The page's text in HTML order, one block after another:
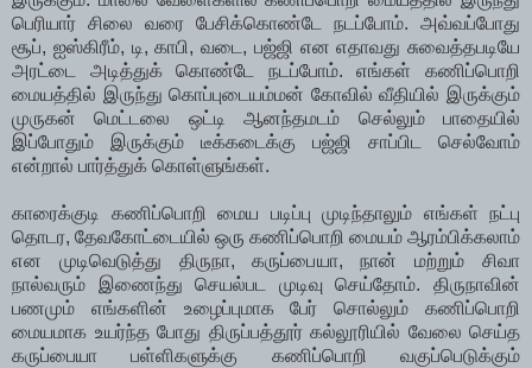
பெரியார் சிலை வரை பேசிக்கொண்டே நடப்போம். அவ்வப்போது
சூப், ஐஸ்கிரீம், டி, காபி, வடை, பஜ்ஜி என எதாவது சுவைத்தபடியே
அரட்டை அடித்துக் கொண்டே நடப்போம். எங்கள் கணிப்பொறி
மையத்தில் இருந்து கொப்புடையம்மன் கோவில் வீதியில் இருக்கும்
முருகன் மெட்டலை ஒட்டி ஆனந்தமடம் செல்லும் பாதையில்
இப்போதும் இருக்கும் டீக்கடைக்கு பஜ்ஜி சாப்பிட செல்வோம்
என்றால் பார்த்துக் கொள்ளுங்கள்.
காரைக்குடி கணிப்பொறி மைய படிப்பு முடிந்தாலும் எங்கள் நட்பு
தொடர, தேவகோட்டையில் ஒரு கணிப்பொறி மையம் ஆரம்பிக்கலாம்
என முடிவெடுத்து திருநா, கருப்பையா, நான் மற்றும் சிவா
நால்வரும் இணைந்து செயல்பட முடிவு செய்தோம். திருநாவின்
பணமும் எங்களின் உழைப்புமாக பேர் சொல்லும் கணிப்பொறி
மையமாக உயர்ந்த போது திருப்பத்தூர் கல்லூரியில் வேலை செய்த
கருப்பையா பள்ளிகளுக்கு கணிப்பொறி வகுப்பெடுக்கும்